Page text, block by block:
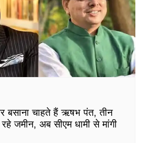
बसाना चाहते हैं ऋषभ पंत, तीन
जमीन, अब सीएम धामी से मांगी